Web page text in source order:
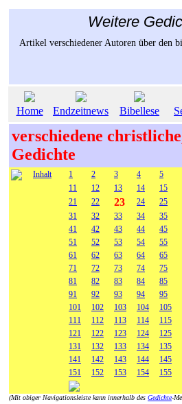
Weitere
Artikel verschiedener Autoren über den
Home Endzeitnews Bibellese
verschiedene
Gedichte
Inhalt 1 2 3 4 5
11
12 13 14 15
21
22 23 24 25
31
32 33 34 35
41
42 43 44 45
51
52 53 54 55
61
62 63 64 65
71
72 73 74 75
81
82 83 84 85
91
92 93 94 95
101
102 103 104 105
111
112 113 114 115
121
122 123 124 125
131
132 133 134 135
141
142 143 144 145
151
152 153 154 155
(Mit obiger Navigationsleiste kann innerhalb des Gedichte-